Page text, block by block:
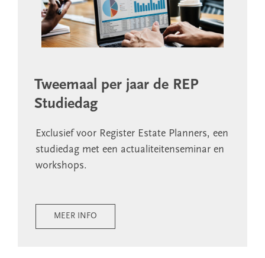
Tweemaal per jaar de REP
Studiedag
Exclusief voor Register Estate Planners, een
studiedag met een actualiteitenseminar en
workshops.
MEER INFO